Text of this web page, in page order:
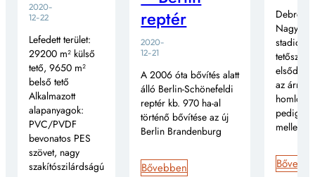
2020-
12-22
Lefedett terület:
29200 m² külső
tető, 9650 m²
belső tető
Alkalmazott
alapanyagok:
PVC/PVDF
bevonatos PES
szövet, nagy
szakítószilárdságú
reptér
2020-
12-21
A 2006 óta bővítés alatt
álló Berlin-Schönefeldi
reptér kb. 970 ha-al
történő bővítése az új
Berlin Brandenburg
Bővebben
az
pedig a
mellett